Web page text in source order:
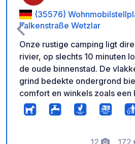
(35576)
Falkenstraße Wetzlar
Onze rustige camping ligt
rivier, op slechts 10 minuten
de oude binnenstad. De
grind bedekte ondergrond
comfort en winkels zoals een
slager, supermarkt en
bevinden zich in de buurt. Een
12 172